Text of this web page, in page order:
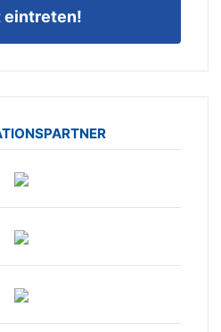
eintreten!